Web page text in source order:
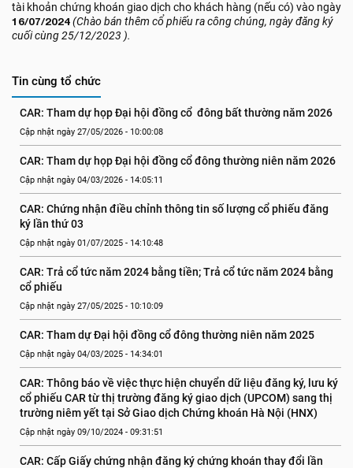
tài khoản chứng khoán giao dịch cho khách hàng (nếu có) vào ngày
16/07/2024(Chào bán thêm cổ phiếu ra công chúng, ngày đăng ký
cuối cùng 25/12/2023 ).
Tin cùng tổ chức
CAR: Tham dự họp Đại hội đồng cổ  đông bất thường năm 2026
Cập nhật ngày 27/05/2026 - 10:00:08
CAR: Tham dự họp Đại hội đồng cổ đông thường niên năm 2026
Cập nhật ngày 04/03/2026 - 14:05:11
CAR: Chứng nhận điều chỉnh thông tin số lượng cổ phiếu đăng
ký lần thứ 03
Cập nhật ngày 01/07/2025 - 14:10:48
CAR: Trả cổ tức năm 2024 bằng tiền; Trả cổ tức năm 2024 bằng
cổ phiếu
Cập nhật ngày 27/05/2025 - 10:10:09
CAR: Tham dự Đại hội đồng cổ đông thường niên năm 2025
Cập nhật ngày 04/03/2025 - 14:34:01
CAR: Thông báo về việc thực hiện chuyển dữ liệu đăng ký, lưu ký
cổ phiếu CAR từ thị trường đăng ký giao dịch (UPCOM) sang thị
trường niêm yết tại Sở Giao dịch Chứng khoán Hà Nội (HNX)
Cập nhật ngày 09/10/2024 - 09:31:51
CAR: Cấp Giấy chứng nhận đăng ký chứng khoán thay đổi lần